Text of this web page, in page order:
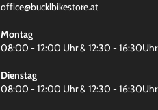
office@bucklbikestore.at
Montag
08:00 - 12:00 Uhr & 12:30 - 16:30Uhr
Dienstag
08:00 - 12:00 Uhr & 12:30 - 16:30Uhr